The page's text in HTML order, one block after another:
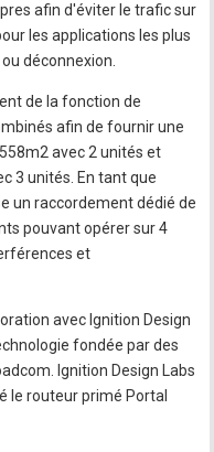
afin d'éviter le trafic sur
les applications les plus
déconnexion.
de la fonction de
afin de fournir une
avec 2 unités et
3 unités. En tant que
un raccordement dédié de
pouvant opérer sur 4
et
avec Ignition Design
fondée par des
Ignition Design Labs
le routeur primé Portal